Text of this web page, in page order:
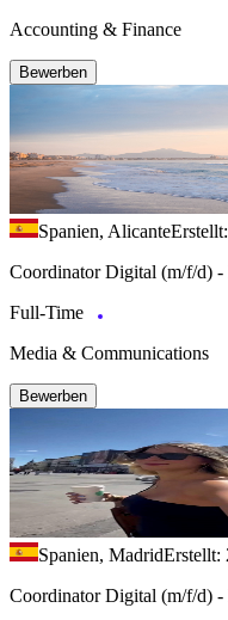
Accounting & Finance
Bewerben
Spanien, Alicante
Coordinator Digital (m/f/d)
Full-Time
Media & Communications
Bewerben
Spanien, MadridErstellt:
Coordinator Digital (m/f/d)